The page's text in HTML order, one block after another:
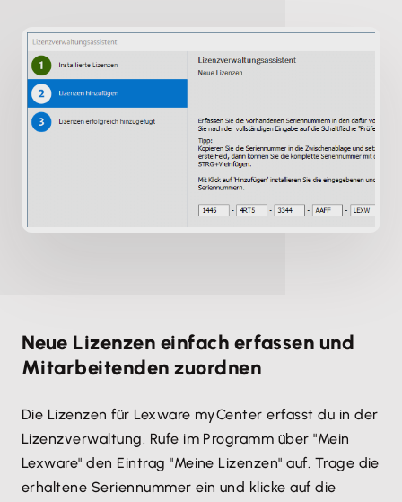
Neue Lizenzen einfach erfassen und
Mitarbeitenden zuordnen
Die Lizenzen für Lexware myCenter erfasst du in der
Lizenzverwaltung. Rufe im Programm über "Mein
Lexware" den Eintrag "Meine Lizenzen" auf. Trage die
erhaltene Seriennummer ein und klicke auf die